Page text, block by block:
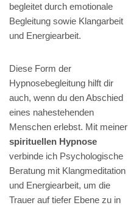
begleitet durch emotionale
Begleitung sowie Klangarbeit
und Energiearbeit.
Diese Form der
Hypnosebegleitung hilft dir
auch, wenn du den Abschied
eines nahestehenden
Menschen erlebst. Mit meiner
spirituellen Hypnose
verbinde ich Psychologische
Beratung mit Klangmeditation
und Energiearbeit, um die
Trauer auf tiefer Ebene zu in